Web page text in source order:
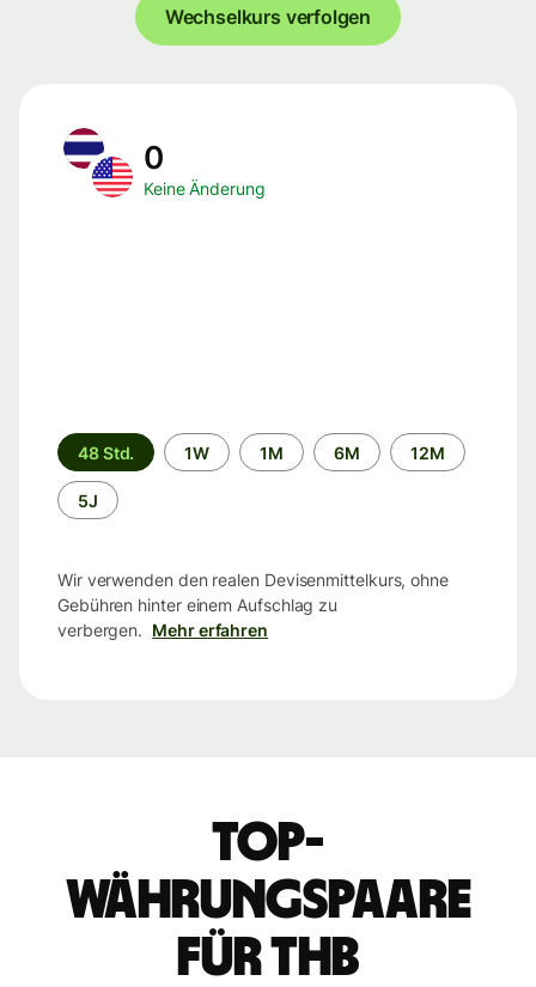
Wechselkurs verfolgen
0
Keine Änderung
Zeitraum
48 Std. 1W 1M 6M 12M
5J
Wir verwenden den realen Devisenmittelkurs, ohne
Gebühren hinter einem Aufschlag zu
verbergen. Mehr erfahren
Top-
Währungspaare
für THB